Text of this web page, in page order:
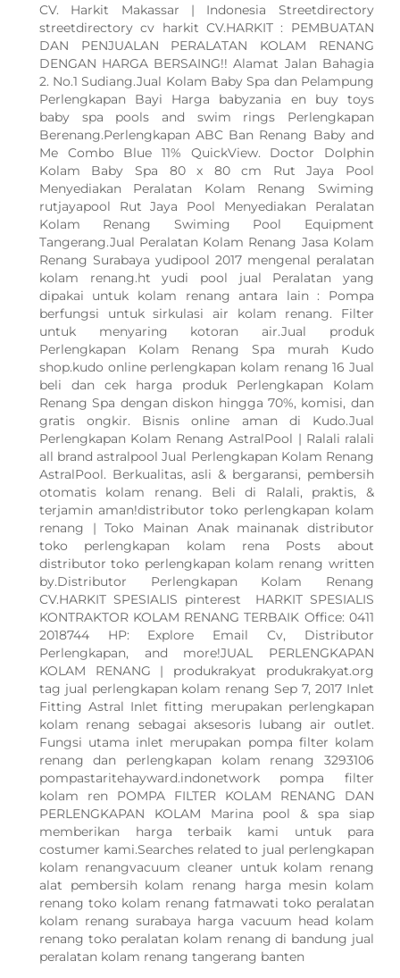
CV. Harkit Makassar | Indonesia Streetdirectory
streetdirectory cv harkit CV.HARKIT : PEMBUATAN
DAN PENJUALAN PERALATAN KOLAM RENANG
DENGAN HARGA BERSAING!! Alamat Jalan Bahagia
2. No.1 Sudiang.Jual Kolam Baby Spa dan Pelampung
Perlengkapan Bayi Harga babyzania en buy toys
baby spa pools and swim rings Perlengkapan
Berenang.Perlengkapan ABC Ban Renang Baby and
Me Combo Blue 11% QuickView. Doctor Dolphin
Kolam Baby Spa 80 x 80 cm Rut Jaya Pool
Menyediakan Peralatan Kolam Renang Swiming
rutjayapool Rut Jaya Pool Menyediakan Peralatan
Kolam Renang Swiming Pool Equipment
Tangerang.Jual Peralatan Kolam Renang Jasa Kolam
Renang Surabaya yudipool 2017 mengenal peralatan
kolam renang.ht yudi pool jual Peralatan yang
dipakai untuk kolam renang antara lain : Pompa
berfungsi untuk sirkulasi air kolam renang. Filter
untuk menyaring kotoran air.Jual produk
Perlengkapan Kolam Renang Spa murah Kudo
shop.kudo online perlengkapan kolam renang 16 Jual
beli dan cek harga produk Perlengkapan Kolam
Renang Spa dengan diskon hingga 70%, komisi, dan
gratis ongkir. Bisnis online aman di Kudo.Jual
Perlengkapan Kolam Renang AstralPool | Ralali ralali
all brand astralpool Jual Perlengkapan Kolam Renang
AstralPool. Berkualitas, asli & bergaransi, pembersih
otomatis kolam renang. Beli di Ralali, praktis, &
terjamin aman!distributor toko perlengkapan kolam
renang | Toko Mainan Anak mainanak distributor
toko perlengkapan kolam rena Posts about
distributor toko perlengkapan kolam renang written
by.Distributor Perlengkapan Kolam Renang
CV.HARKIT SPESIALIS pinterest HARKIT SPESIALIS
KONTRAKTOR KOLAM RENANG TERBAIK Office: 0411
2018744 HP: Explore Email Cv, Distributor
Perlengkapan, and more!JUAL PERLENGKAPAN
KOLAM RENANG | produkrakyat produkrakyat.org
tag jual perlengkapan kolam renang Sep 7, 2017 Inlet
Fitting Astral Inlet fitting merupakan perlengkapan
kolam renang sebagai aksesoris lubang air outlet.
Fungsi utama inlet merupakan pompa filter kolam
renang dan perlengkapan kolam renang 3293106
pompastaritehayward.indonetwork pompa filter
kolam ren POMPA FILTER KOLAM RENANG DAN
PERLENGKAPAN KOLAM Marina pool & spa siap
memberikan harga terbaik kami untuk para
costumer kami.Searches related to jual perlengkapan
kolam renangvacuum cleaner untuk kolam renang
alat pembersih kolam renang harga mesin kolam
renang toko kolam renang fatmawati toko peralatan
kolam renang surabaya harga vacuum head kolam
renang toko peralatan kolam renang di bandung jual
peralatan kolam renang tangerang banten